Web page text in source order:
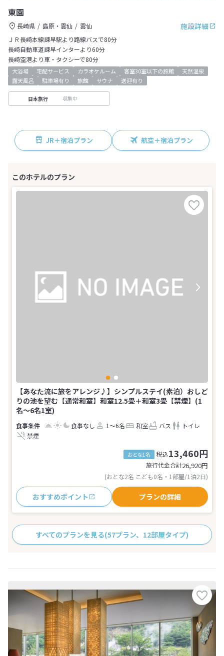
東園
施設詳細
長崎県 島原・雲仙
雲仙
ＪＲ長崎本線諫早駅より路線バスで80分
長崎自動車道諫早インターより60分
長崎空港より車・タクシーで80分
大浴場 宅配サービス カラオケルーム 客室30室以下の旅館
天然温泉
露天風呂
駐車場有り 旅館 サウナ 送迎有り
日本旅行 収集中
JR＋宿泊プラン 航空＋宿泊プラン
【あなた流に旅をアレンジ♪】シンプルステイ(素泊）おしど
りの池を望む【通常和室】和室12.5畳＋和室3畳【禁煙】(1
名～6名1室)
食事なし 1～6名 和室 バス
トイレ
禁煙
おとな1名 税込13,460円
旅行代金合計26,920円
(おとな2名 こども0名・1部屋/1泊2日)
おすすめポイント プランの詳細
すべてのプランを見る(57プラン、12部屋タイプ)